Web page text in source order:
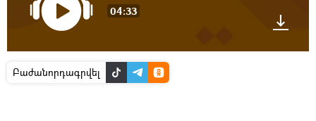
04:33
Բաժանորդագրվել